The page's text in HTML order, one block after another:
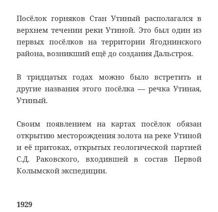
Посёлок горняков Стан Утиный располагался в
верхнем течении реки Утиной. Это был один из
первых посёлков на территории Ягоднинского
района, возникший ещё до создания Дальстроя.
В тридцатых годах можно было встретить и
другие названия этого посёлка — речка Утиная,
Утиный.
Своим появлением на картах посёлок обязан
открытию месторождения золота на реке Утиной
и её притоках, открытых геологической партией
С.Д. Раковского, входившей в состав Первой
Колымской экспедиции.
1929